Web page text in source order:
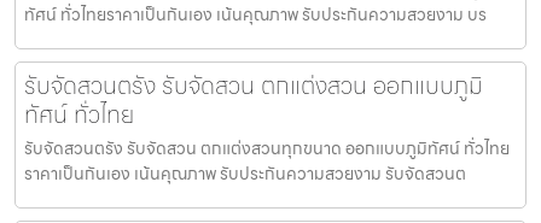
ทัศน์ ทั่วไทยราคาเป็นกันเอง เน้นคุณภาพ รับประกันความสวยงาม บร
รับจัดสวนตรัง รับจัดสวน ตกแต่งสวน ออกแบบภูมิ
ทัศน์ ทั่วไทย
รับจัดสวนตรัง รับจัดสวน ตกแต่งสวนทุกขนาด ออกแบบภูมิทัศน์ ทั่วไทย
ราคาเป็นกันเอง เน้นคุณภาพ รับประกันความสวยงาม รับจัดสวนต